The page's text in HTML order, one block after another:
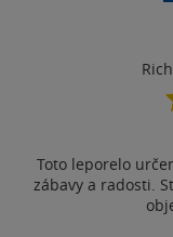
Toto leporelo
zábavy a radosti.